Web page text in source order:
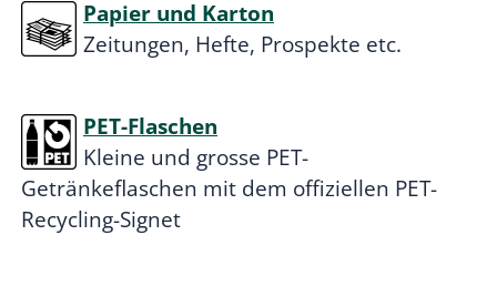
Papier und Karton
Zeitungen, Hefte, Prospekte etc.
PET-Flaschen
Kleine und grosse PET-
Getränkeflaschen mit dem offiziellen PET-
Recycling-Signet